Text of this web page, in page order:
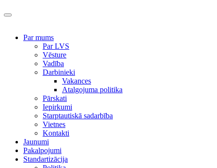
Par mums
Par LVS
Vēsture
Vadība
Darbinieki
Vakances
Atalgojuma politika
Pārskati
Iepirkumi
Starptautiskā sadarbība
Vietnes
Kontakti
Jaunumi
Pakalpojumi
Standartizācija